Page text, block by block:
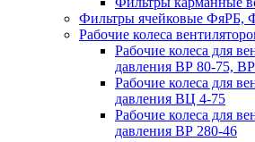
Фильтры ячейковые ФяРБ,
Рабочие колеса
Рабочие колеса для
давления ВР 80-75,
Рабочие колеса для
давления ВЦ 4-75
Рабочие колеса для
давления ВР 280-46